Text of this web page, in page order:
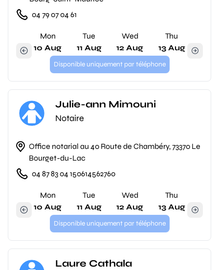
04 79 07 04 61
Mon
10 Aug
Tue
11 Aug
Wed
12 Aug
Thu
13 Aug
Disponible uniquement par téléphone
Julie-ann Mimouni
Notaire
Office notarial au 40 Route de Chambéry, 73370 Le
Bourget-du-Lac
04 87 83 04 150614562760
Mon
10 Aug
Tue
11 Aug
Wed
12 Aug
Thu
13 Aug
Disponible uniquement par téléphone
Laure Cathala